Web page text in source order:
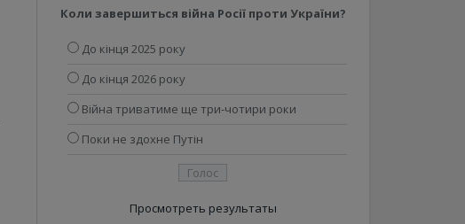
Коли завершиться війна Росії проти України?
До кінця 2025 року
До кінця 2026 року
Війна триватиме ще три-чотири роки
Поки не здохне Путін
Просмотреть результаты